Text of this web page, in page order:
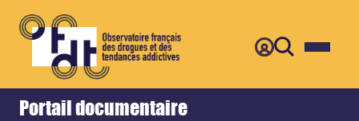
Portail documentaire
Accueil Retour